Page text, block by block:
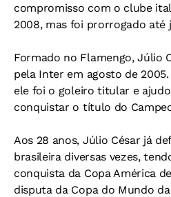
compromisso com o clube
2008, mas foi prorrogado até
Formado no Flamengo, Júlio
pela Inter em agosto de
ele foi o goleiro titular e
conquistar o título do
Aos 28 anos, Júlio César já
brasileira diversas vezes,
conquista da Copa América
disputa da Copa do Mundo